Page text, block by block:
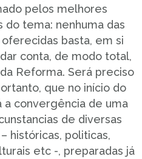
pelos melhores
do tema: nenhuma das
basta, em si
conta, de modo total,
Reforma. Será preciso
que no início do
a convergência de uma
de diversas
históricas, politicas,
etc -, preparadas já